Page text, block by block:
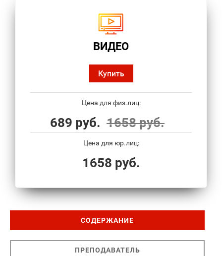
ВИДЕО
Купить
Цена для физ.лиц:
689 руб. 1658 руб.
Цена для юр.лиц:
1658 руб.
СОДЕРЖАНИЕ
ПРЕПОДАВАТЕЛЬ